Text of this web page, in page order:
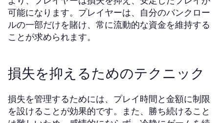
可能になります。プレイヤーは、自分のバンクロー
ルの一部だけを賭け、常に流動的な資金を維持する
ことが求められます。
損失を抑えるためのテクニック
損失を管理するためには、プレイ時間と金額に制限
を設けることが効果的です。また、勝ち続けること